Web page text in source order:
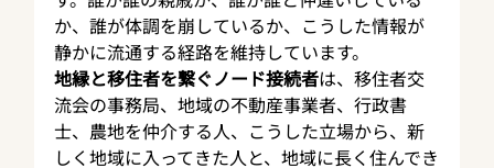
か、誰が体調を崩しているか、こうした情報が
静かに流通する経路を維持しています。
地縁と移住者を繋ぐノード接続者は、移住者交
流会の事務局、地域の不動産事業者、行政書
士、農地を仲介する人、こうした立場から、新
しく地域に入ってきた人と、地域に長く住んでき